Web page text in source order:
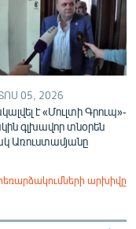
05, 2026
է «Մուլտի Գրուպ»-
գլխավոր տնօրեն
Առուստամյանը
արխիվը